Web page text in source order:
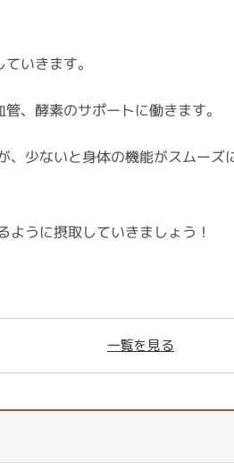
いきます。
、酵素のサポートに働きます。
、少ないと身体の機能がスムー
うに摂取していきましょう！
一覧を見る